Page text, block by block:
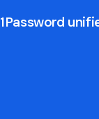
1Password